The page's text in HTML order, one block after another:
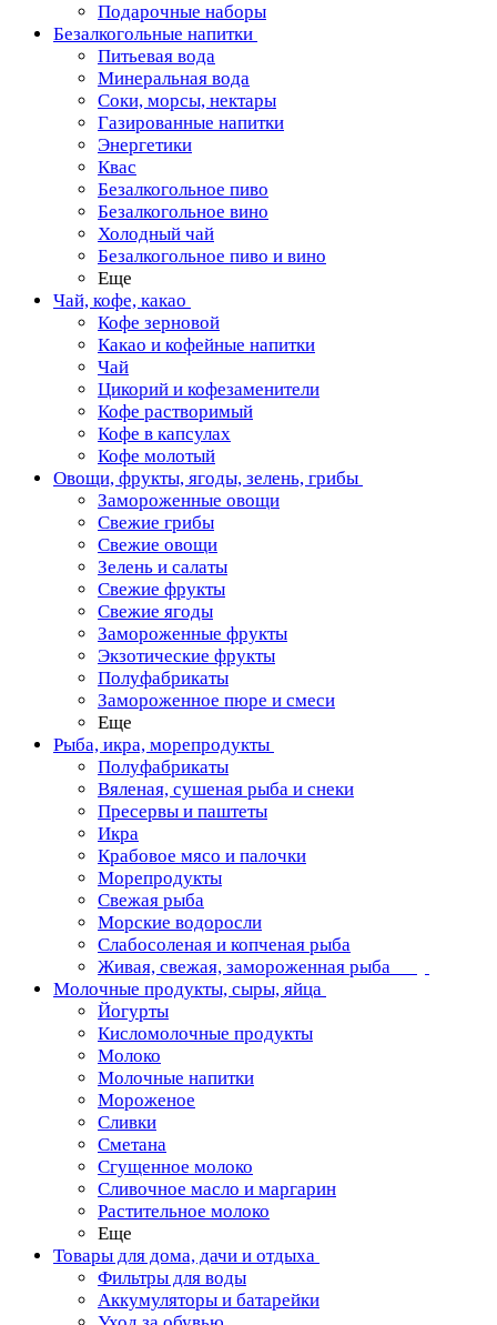
Подарочные наборы
Безалкогольные напитки
Питьевая вода
Минеральная вода
Соки, морсы, нектары
Газированные напитки
Энергетики
Квас
Безалкогольное пиво
Безалкогольное вино
Холодный чай
Безалкогольное пиво и вино
Еще
Чай, кофе, какао
Кофе зерновой
Какао и кофейные напитки
Чай
Цикорий и кофезаменители
Кофе растворимый
Кофе в капсулах
Кофе молотый
Овощи, фрукты, ягоды, зелень, грибы
Замороженные овощи
Свежие грибы
Свежие овощи
Зелень и салаты
Свежие фрукты
Свежие ягоды
Замороженные фрукты
Экзотические фрукты
Полуфабрикаты
Замороженное пюре и смеси
Еще
Рыба, икра, морепродукты
Полуфабрикаты
Вяленая, сушеная рыба и снеки
Пресервы и паштеты
Икра
Крабовое мясо и палочки
Морепродукты
Свежая рыба
Морские водоросли
Слабосоленая и копченая рыба
Живая, свежая, замороженная рыба
Молочные продукты, сыры, яйца
Йогурты
Кисломолочные продукты
Молоко
Молочные напитки
Мороженое
Сливки
Сметана
Сгущенное молоко
Сливочное масло и маргарин
Растительное молоко
Еще
Товары для дома, дачи и отдыха
Фильтры для воды
Аккумуляторы и батарейки